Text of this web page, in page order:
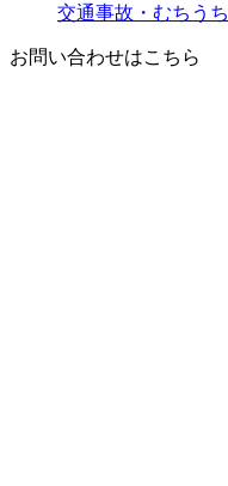
交通事故・むちうち
お問い合わせはこちら